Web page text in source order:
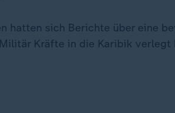
hatten sich Berichte über eine
Kräfte in die Karibik verlegt